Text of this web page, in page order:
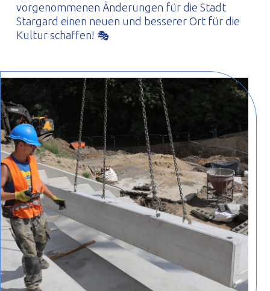
vorgenommenen Änderungen für die Stadt
Stargard einen neuen und besserer Ort für die
Kultur schaffen! 🎭